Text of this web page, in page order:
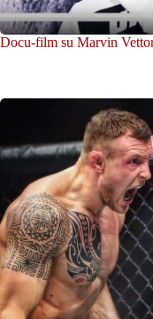
Docu-film su Marvin